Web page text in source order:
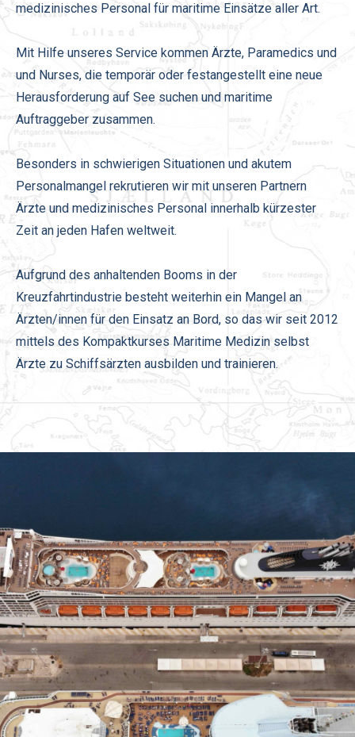
medizinisches Personal für maritime Einsätze aller Art.
Mit Hilfe unseres Service kommen Ärzte, Paramedics und
und Nurses, die temporär oder festangestellt eine neue
Herausforderung auf See suchen und maritime
Auftraggeber zusammen.
Besonders in schwierigen Situationen und akutem
Personalmangel rekrutieren wir mit unseren Partnern
Ärzte und medizinisches Personal innerhalb kürzester
Zeit an jeden Hafen weltweit.
Aufgrund des anhaltenden Booms in der
Kreuzfahrtindustrie besteht weiterhin ein Mangel an
Ärzten/innen für den Einsatz an Bord, so das wir seit 2012
mittels des Kompaktkurses Maritime Medizin selbst
Ärzte zu Schiffsärzten ausbilden und trainieren.